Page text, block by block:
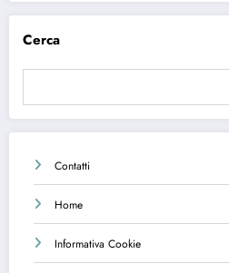
Cerca
Contatti
Home
Informativa Cookie